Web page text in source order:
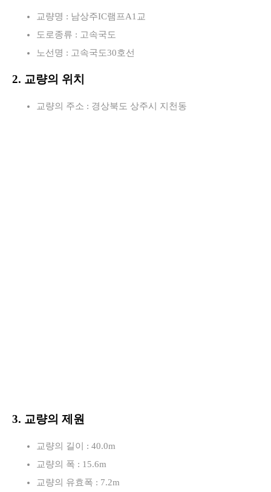
교량명 : 남상주IC램프A1교
도로종류 : 고속국도
노선명 : 고속국도30호선
2. 교량의 위치
교량의 주소 : 경상북도 상주시 지천동
3. 교량의 제원
교량의 길이 : 40.0m
교량의 폭 : 15.6m
교량의 유효폭 : 7.2m